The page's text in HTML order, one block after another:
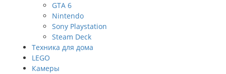
GTA 6
Nintendo
Sony Playstation
Steam Deck
Техника для дома
LEGO
Камеры